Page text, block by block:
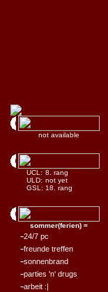
not available
UCL: 8. rang
ULD: not yet
GSL: 18. rang
sommer(ferien) =
-24/7 pc
-freunde treffen
-sonnenbrand
-parties 'n' drugs
-arbeit :|